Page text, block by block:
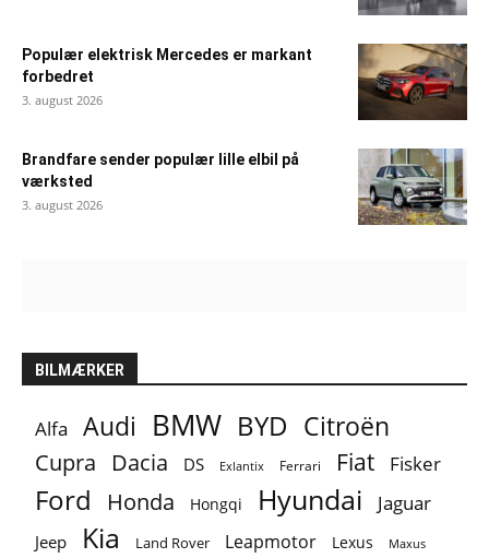
Populær elektrisk Mercedes er markant
forbedret
3. august 2026
Brandfare sender populær lille elbil på
værksted
3. august 2026
BILMÆRKER
Alfa Audi BMW BYD Citroën
Cupra Dacia DS Exlantix Ferrari Fiat Fisker
Ford Honda Hongqi Hyundai Jaguar
Jeep Kia Land Rover Leapmotor Lexus Maxus